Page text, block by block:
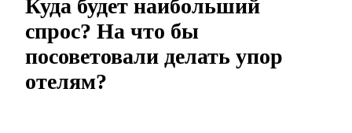
Куда будет наибольший
спрос? На что бы
посоветовали делать упор
отелям?